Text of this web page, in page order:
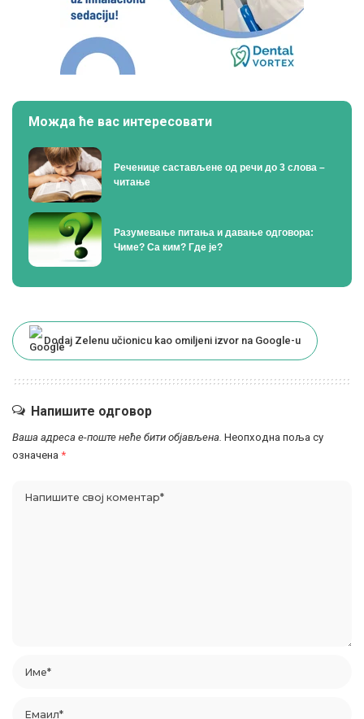
Можда ће вас интересовати
Реченице састављене од речи до 3 слова –
читање
Разумевање питања и давање одговора:
Чиме? Са ким? Где је?
Dodaj Zelenu učionicu kao omiljeni izvor na Google-u
Напишите одговор
Ваша адреса е-поште неће бити објављена. Неопходна поља су
означена *